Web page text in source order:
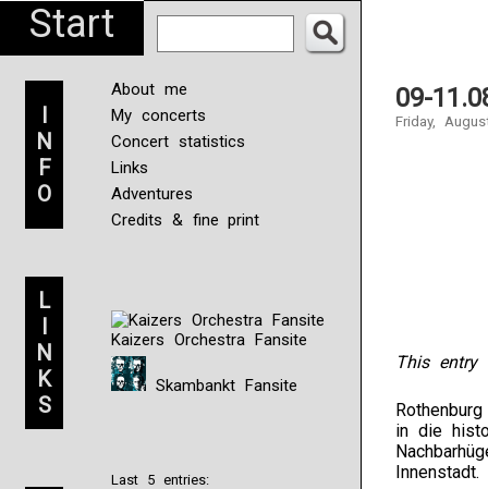
Start
I
N
F
O
About me
My concerts
Concert statistics
Links
Adventures
Credits & fine print
L
I
N
K
S
Kaizers Orchestra Fansite
Skambankt Fansite
Last 5 entries:
09-
Friday,
This entry
in die
Innenstadt.